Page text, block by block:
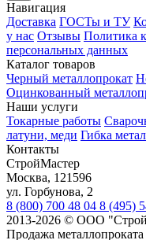
Навигация
Доставка ГОСТы и ТУ
у нас Отзывы Политика
персональных данных
Каталог товаров
Черный металлопрокат
Оцинкованный
Наши услуги
Токарные работы
латуни, меди Гибка
Контакты
СтройМастер
Москва, 121596
ул. Горбунова, 2
8 (800) 700 48 04 8 (495)
2013-2026 © ООО
Продажа